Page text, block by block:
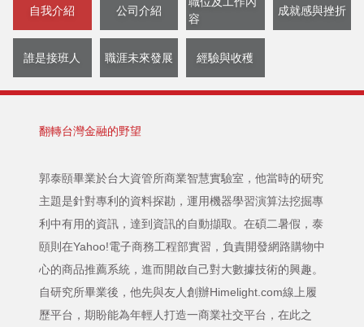
自我介紹 公司介紹
容
成就感與挫折
誰是接班人 職涯未來發展 經驗與收穫
翻轉台灣金融的野望
郭泰頤畢業於台大資管所商業智慧實驗室，他當時的研究
主題是針對專利的資料探勘，運用機器學習演算法挖掘專
利中有用的資訊，達到資訊的自動擷取。在碩二暑假，泰
頤則在Yahoo!電子商務工程部實習，負責開發網路購物中
心的商品推薦系統，進而開啟自己對大數據技術的興趣。
自研究所畢業後，他先與友人創辦Himelight.com線上履
歷平台，期盼能為年輕人打造一商業社交平台，在此之